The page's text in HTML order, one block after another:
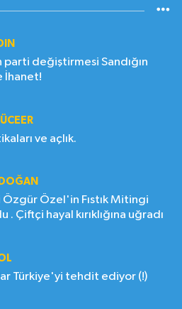
parti değiştirmesi Sandığın
İhanet!
ve açlık.
Özgür Özel'in Fıstık Mitingi
. Çiftçi hayal kırıklığına uğradı
Türkiye'yi tehdit ediyor (!)